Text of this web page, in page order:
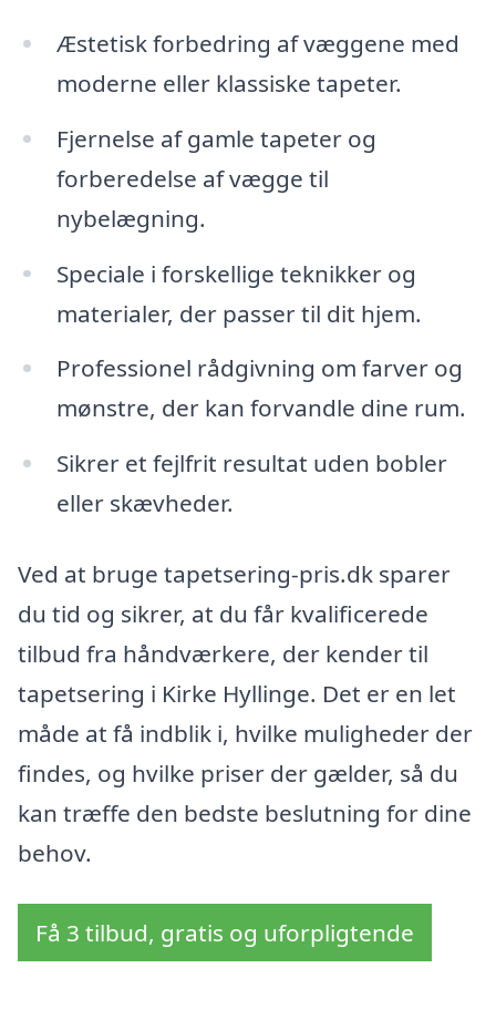
Æstetisk forbedring af væggene med
moderne eller klassiske tapeter.
Fjernelse af gamle tapeter og
forberedelse af vægge til
nybelægning.
Speciale i forskellige teknikker og
materialer, der passer til dit hjem.
Professionel rådgivning om farver og
mønstre, der kan forvandle dine rum.
Sikrer et fejlfrit resultat uden bobler
eller skævheder.
Ved at bruge tapetsering-pris.dk sparer
du tid og sikrer, at du får kvalificerede
tilbud fra håndværkere, der kender til
tapetsering i Kirke Hyllinge. Det er en let
måde at få indblik i, hvilke muligheder der
findes, og hvilke priser der gælder, så du
kan træffe den bedste beslutning for dine
behov.
Få 3 tilbud, gratis og uforpligtende